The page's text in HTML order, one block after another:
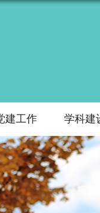
建工作 学科建